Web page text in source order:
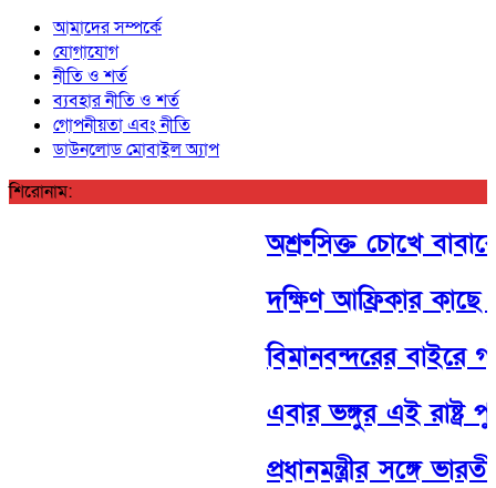
আমাদের সম্পর্কে
যোগাযোগ
নীতি ও শর্ত
ব্যবহার নীতি ও শর্ত
গোপনীয়তা এবং নীতি
ডাউনলোড মোবাইল অ্যাপ
শিরোনাম:
অশ্রুসিক্ত চোখে বাবাকে
দক্ষিণ আফ্রিকার কাছে
বিমানবন্দরের বাইরে
এবার ভঙ্গুর এই রাষ্ট্র
প্রধানমন্ত্রীর সঙ্গে